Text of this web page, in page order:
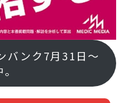
バンク7月31日～